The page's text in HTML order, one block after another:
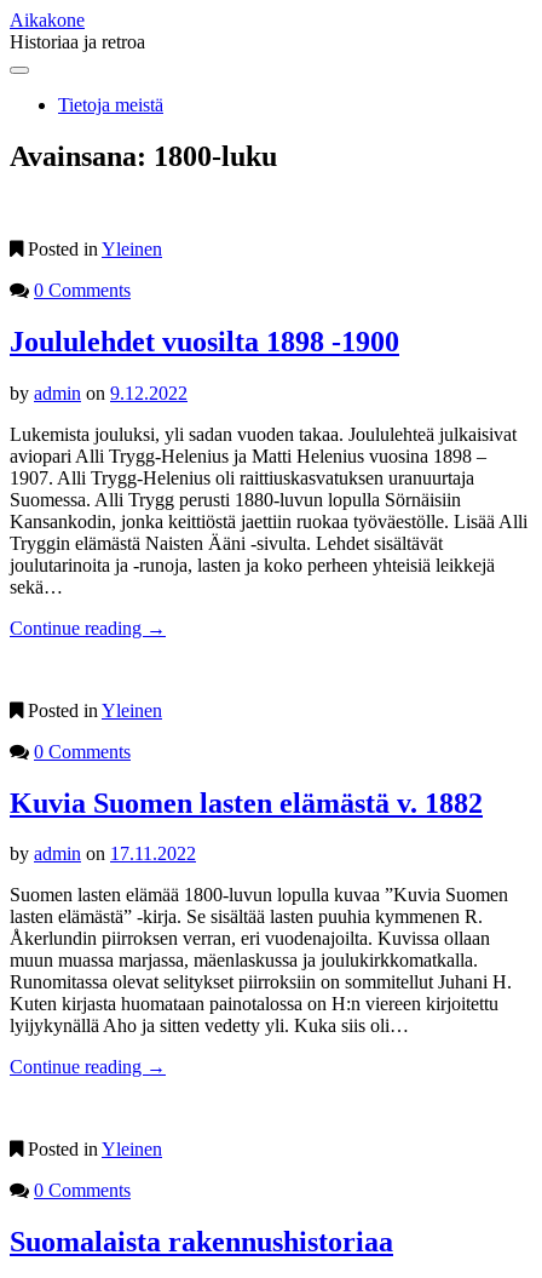
Aikakone
Historiaa ja retroa
Main
Skip
contentTietoja meistä
Avainsana: 1800-luku
Posted in Yleinen
0 Comments
Joululehdet vuosilta 1898 -1900
by admin on 9.12.2022
Lukemista jouluksi, yli sadan vuoden takaa. Joululehteä julkaisivat
aviopari Alli Trygg-Helenius ja Matti Helenius vuosina 1898 –
1907. Alli Trygg-Helenius oli raittiuskasvatuksen uranuurtaja
Suomessa. Alli Trygg perusti 1880-luvun lopulla Sörnäisiin
Kansankodin, jonka keittiöstä jaettiin ruokaa työväestölle. Lisää Alli
Tryggin elämästä Naisten Ääni -sivulta. Lehdet sisältävät
joulutarinoita ja -runoja, lasten ja koko perheen yhteisiä leikkejä
sekä…
Continue reading →
Posted in Yleinen
0 Comments
Kuvia Suomen lasten elämästä v. 1882
by admin on 17.11.2022
Suomen lasten elämää 1800-luvun lopulla kuvaa ”Kuvia Suomen
lasten elämästä” -kirja. Se sisältää lasten puuhia kymmenen R.
Åkerlundin piirroksen verran, eri vuodenajoilta. Kuvissa ollaan
muun muassa marjassa, mäenlaskussa ja joulukirkkomatkalla.
Runomitassa olevat selitykset piirroksiin on sommitellut Juhani H.
Kuten kirjasta huomataan painotalossa on H:n viereen kirjoitettu
lyijykynällä Aho ja sitten vedetty yli. Kuka siis oli…
Continue reading →
Posted inYleinen
0 Comments
Suomalaista rakennushistoriaa